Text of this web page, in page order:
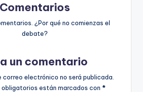
Comentarios
¿Por qué no comienzas el
debate?
un comentario
correo electrónico no será publicada.
obligatorios están marcados con *